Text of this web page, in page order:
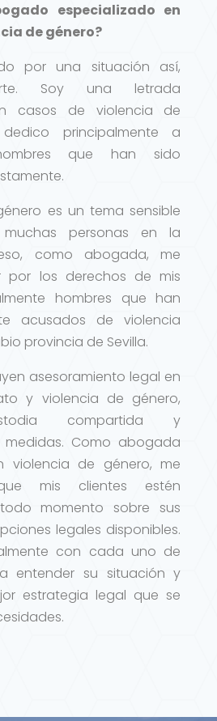
especializado en
de género?
por una situación así,
Soy una letrada
casos de violencia de
principalmente a
que han sido
es un tema sensible
personas en la
como abogada, me
por los derechos de mis
hombres que han
acusados de violencia
provincia de Sevilla.
asesoramiento legal en
y violencia de género,
compartida y
Como abogada
violencia de género, me
mis clientes estén
momento sobre sus
legales disponibles.
con cada uno de
entender su situación y
estrategia legal que se